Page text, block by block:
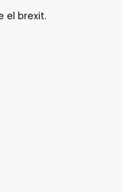
el brexit.